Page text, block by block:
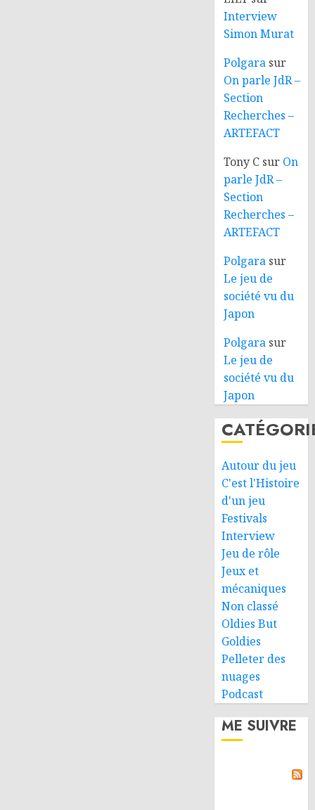
Interview
Simon Murat
Polgara sur
On parle JdR –
Section
Recherches –
ARTEFACT
Tony C sur On
parle JdR –
Section
Recherches –
ARTEFACT
Polgara sur
Le jeu de
société vu du
Japon
Polgara sur
Le jeu de
société vu du
Japon
Autour du jeu
C'est l'Histoire
d'un jeu
Festivals
Interview
Jeu de rôle
Jeux et
mécaniques
Non classé
Oldies But
Goldies
Pelleter des
nuages
Podcast
ME SUIVRE